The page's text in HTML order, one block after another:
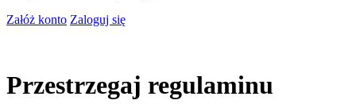
Załóż konto Zaloguj się
Przestrzegaj regulaminu